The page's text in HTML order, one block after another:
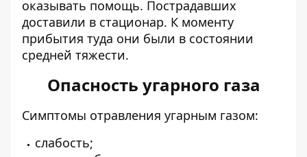
оказывать помощь. Пострадавших
доставили в стационар. К моменту
прибытия туда они были в состоянии
средней тяжести.
Опасность угарного газа
Симптомы отравления угарным газом:
слабость;